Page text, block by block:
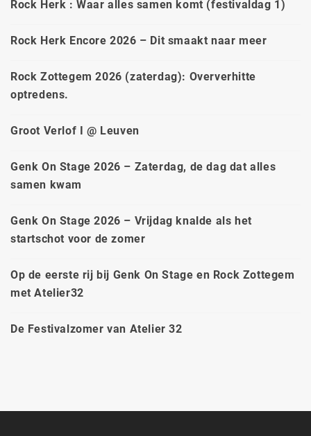
Rock Herk : Waar alles samen komt (festivaldag 1)
Rock Herk Encore 2026 – Dit smaakt naar meer
Rock Zottegem 2026 (zaterdag): Oververhitte
optredens.
Groot Verlof I @ Leuven
Genk On Stage 2026 – Zaterdag, de dag dat alles
samen kwam
Genk On Stage 2026 – Vrijdag knalde als het
startschot voor de zomer
Op de eerste rij bij Genk On Stage en Rock Zottegem
met Atelier32
De Festivalzomer van Atelier 32